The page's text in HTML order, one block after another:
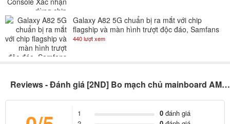
Galaxy A82 5G chuẩn bị ra mắt với chip
flagship và màn hình trượt độc đáo, Samfans
gom lúa đi là vừa
440 lượt xem
Reviews - Đánh giá [2ND] Bo mạch chủ mainboard AM4 B650 Asus, Gigabyte, MSI, Asrock, Biostar, Colorful, Galax, Jginyue,...
1 0đánh giá